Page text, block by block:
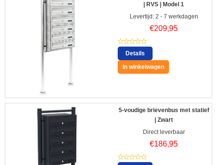
| RVS | Model 1
Levertijd: 2 - 7 werkdagen
€209,95
Details
In winkelwagen
5-voudige brievenbus met statief
| Zwart
Direct leverbaar
€186,95